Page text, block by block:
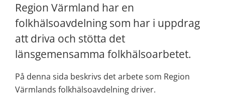
Region Värmland har en
folkhälsoavdelning som har i uppdrag
att driva och stötta det
länsgemensamma folkhälsoarbetet.
På denna sida beskrivs det arbete som Region
Värmlands folkhälsoavdelning driver.